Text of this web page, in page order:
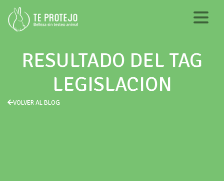
RESULTADO DEL TAG
LEGISLACION
VOLVER AL BLOG